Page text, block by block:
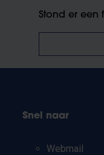
Stond er een
Snel naar
Webmail